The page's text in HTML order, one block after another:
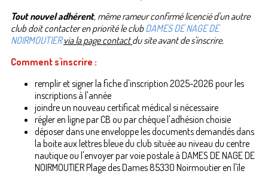
Tout nouvel adhérent, même rameur confirmé licencié d'un autre
club doit contacter en priorité le clubDAMES DE NAGE DE
NOIRMOUTIER via la page contactdu site avant de s'inscrire.
Comment s'inscrire :
remplir et signer la fiche d'inscription 2025-2026 pour les
inscriptions à l'année
joindre un nouveau certificat médical si nécessaire
régler en ligne par CB ou par chèque l'adhésion choisie
déposer dans une enveloppe les documents demandés dans
la boite aux lettres bleue du club située au niveau du centre
nautique ou l'envoyer par voie postale à DAMES DE NAGE DE
NOIRMOUTIER Plage des Dames 85330 Noirmoutier en l'île